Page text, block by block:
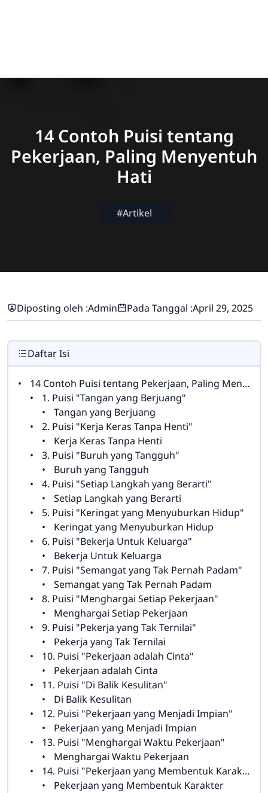
14 Contoh Puisi tentang
Pekerjaan, Paling Menyentuh
Hati
#Artikel
Diposting oleh :Admin Pada Tanggal :April 29, 2025
Daftar Isi
14 Contoh Puisi tentang Pekerjaan, Paling Menyentuh Hati
1. Puisi "Tangan yang Berjuang"
Tangan yang Berjuang
2. Puisi "Kerja Keras Tanpa Henti"
Kerja Keras Tanpa Henti
3. Puisi "Buruh yang Tangguh"
Buruh yang Tangguh
4. Puisi "Setiap Langkah yang Berarti"
Setiap Langkah yang Berarti
5. Puisi "Keringat yang Menyuburkan Hidup"
Keringat yang Menyuburkan Hidup
6. Puisi "Bekerja Untuk Keluarga"
Bekerja Untuk Keluarga
7. Puisi "Semangat yang Tak Pernah Padam"
Semangat yang Tak Pernah Padam
8. Puisi "Menghargai Setiap Pekerjaan"
Menghargai Setiap Pekerjaan
9. Puisi "Pekerja yang Tak Ternilai"
Pekerja yang Tak Ternilai
10. Puisi "Pekerjaan adalah Cinta"
Pekerjaan adalah Cinta
11. Puisi "Di Balik Kesulitan"
Di Balik Kesulitan
12. Puisi "Pekerjaan yang Menjadi Impian"
Pekerjaan yang Menjadi Impian
13. Puisi "Menghargai Waktu Pekerjaan"
Menghargai Waktu Pekerjaan
14. Puisi "Pekerjaan yang Membentuk Karakter"
Pekerjaan yang Membentuk Karakter